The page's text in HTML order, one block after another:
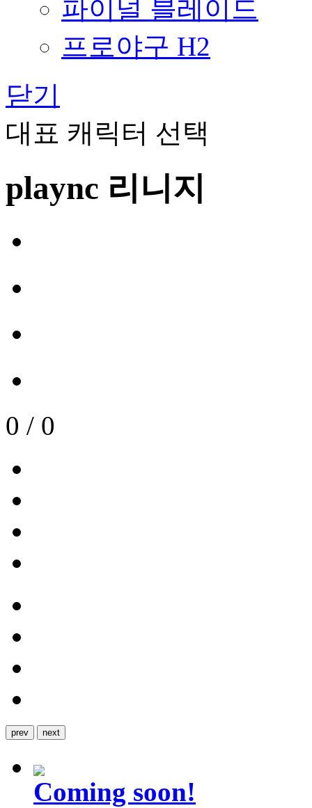
파이널 블레이드
프로야구 H2
닫기
대표 캐릭터 선택
plaync 리니지
0 / 0
prev next
Coming soon!